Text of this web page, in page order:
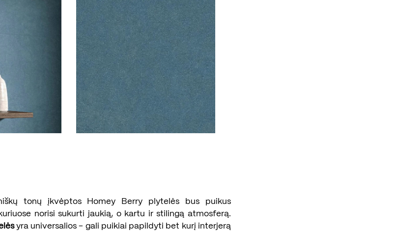
tonų įkvėptos Homey Berry plytelės bus puikus
norisi sukurti jaukią, o kartu ir stilingą atmosferą.
yra universalios - gali puikiai papildyti bet kurį interjerą